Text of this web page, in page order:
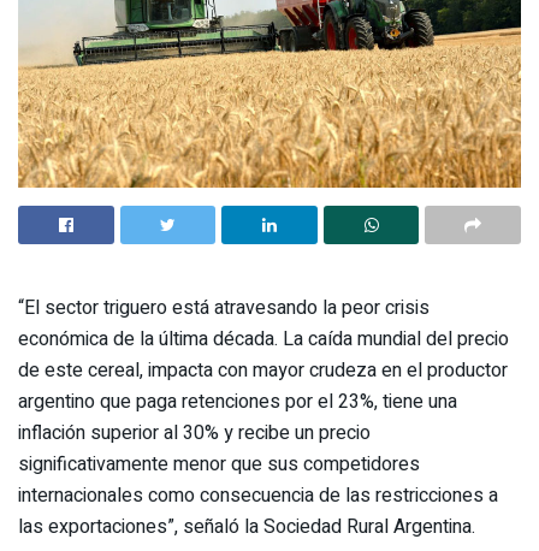
“El sector triguero está atravesando la peor crisis
económica de la última década. La caída mundial del precio
de este cereal, impacta con mayor crudeza en el productor
argentino que paga retenciones por el 23%, tiene una
inflación superior al 30% y recibe un precio
significativamente menor que sus competidores
internacionales como consecuencia de las restricciones a
las exportaciones”, señaló la Sociedad Rural Argentina.